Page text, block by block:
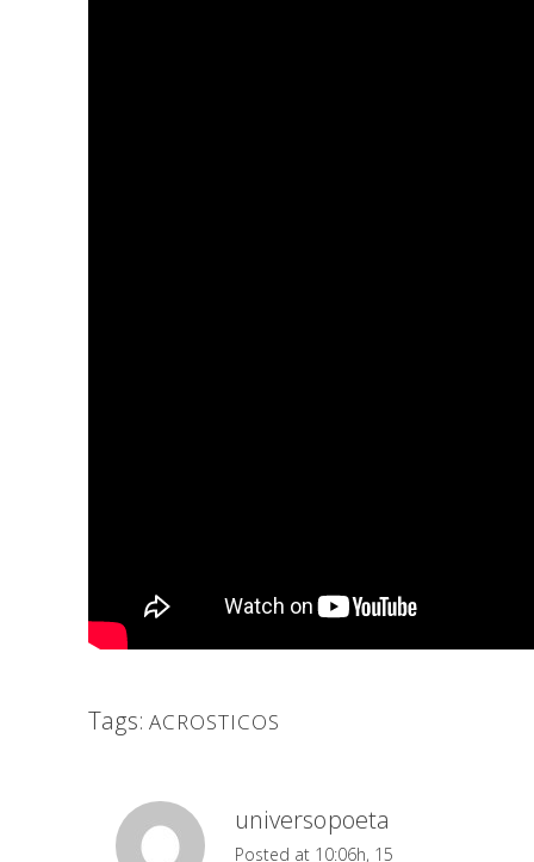
Tags: ACROSTICOS
universopoeta
Posted at 10:06h, 15